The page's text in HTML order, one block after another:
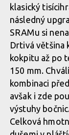
klasický
následný
SRAMu si
Drtivá většina
kokpitu až po
150 mm.
kombinaci
avšak i zde
výstuhy
Celková